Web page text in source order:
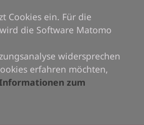
Cookies ein. Für die
die Software Matomo
widersprechen
erfahren möchten,
zum